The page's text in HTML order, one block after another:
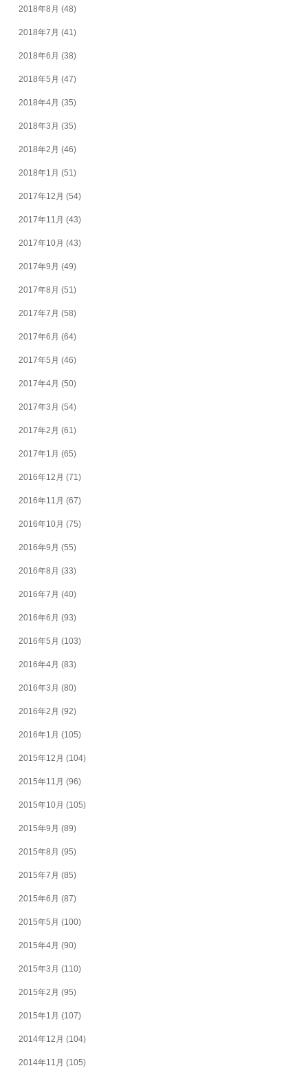
2018年8月 (48)
2018年7月 (41)
2018年6月 (38)
2018年5月 (47)
2018年4月 (35)
2018年3月 (35)
2018年2月 (46)
2018年1月 (51)
2017年12月 (54)
2017年11月 (43)
2017年10月 (43)
2017年9月 (49)
2017年8月 (51)
2017年7月 (58)
2017年6月 (64)
2017年5月 (46)
2017年4月 (50)
2017年3月 (54)
2017年2月 (61)
2017年1月 (65)
2016年12月 (71)
2016年11月 (67)
2016年10月 (75)
2016年9月 (55)
2016年8月 (33)
2016年7月 (40)
2016年6月 (93)
2016年5月 (103)
2016年4月 (83)
2016年3月 (80)
2016年2月 (92)
2016年1月 (105)
2015年12月 (104)
2015年11月 (96)
2015年10月 (105)
2015年9月 (89)
2015年8月 (95)
2015年7月 (85)
2015年6月 (87)
2015年5月 (100)
2015年4月 (90)
2015年3月 (110)
2015年2月 (95)
2015年1月 (107)
2014年12月 (104)
2014年11月 (105)